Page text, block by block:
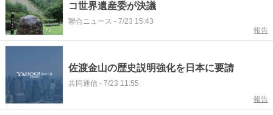
コ世界遺産委が決議
聯合ニュース - 7/23 15:43
報告
佐渡金山の歴史説明強化を日本に要請
共同通信 - 7/23 11:55
報告